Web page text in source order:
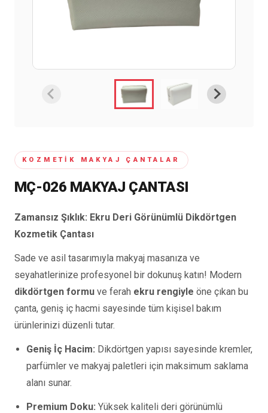
Kozmetik Makyaj Çantalar
Motor Kurye Çantaları
Postacı Çantalar
12 ürün
Promosyon Laptop Çantaları
Promosyon Sırt Çantaları
50 ürün
PVC Çantalar
Seyahat ve Spor Çantaları
Soğutucu Termos Çantalar
Trafik Seti Çantaları
KOZMETIK MAKYAJ ÇANTALAR
MÇ-026 MAKYAJ ÇANTASI
Zamansız Şıklık: Ekru Deri Görünümlü Dikdörtgen
Kozmetik Çantası
Sade ve asil tasarımıyla makyaj masanıza ve
seyahatlerinize profesyonel bir dokunuş katın! Modern
dikdörtgen formuve ferah ekru rengiyle öne çıkan bu
çanta, geniş iç hacmi sayesinde tüm kişisel bakım
ürünlerinizi düzenli tutar.
Geniş İç Hacim: Dikdörtgen yapısı sayesinde kremler,
parfümler ve makyaj paletleri için maksimum saklama
alanı sunar.
Premium Doku: Yüksek kaliteli deri görünümlü